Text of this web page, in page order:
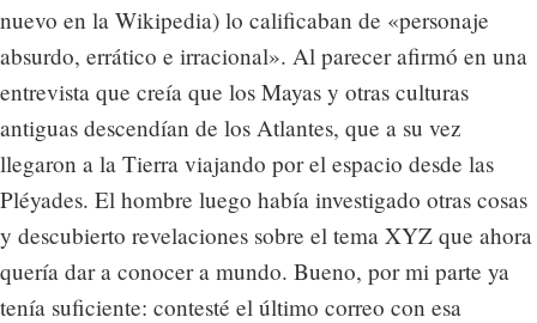
nuevo en la Wikipedia) lo calificaban de «personaje
absurdo, errático e irracional». Al parecer afirmó en una
entrevista que creía que los Mayas y otras culturas
antiguas descendían de los Atlantes, que a su vez
llegaron a la Tierra viajando por el espacio desde las
Pléyades. El hombre luego había investigado otras cosas
y descubierto revelaciones sobre el tema XYZ que ahora
quería dar a conocer a mundo. Bueno, por mi parte ya
tenía suficiente: contesté el último correo con esa